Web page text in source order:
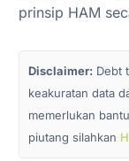
prinsip HAM
Disclaimer: Debt
keakuratan data
memerlukan
piutang silahkan